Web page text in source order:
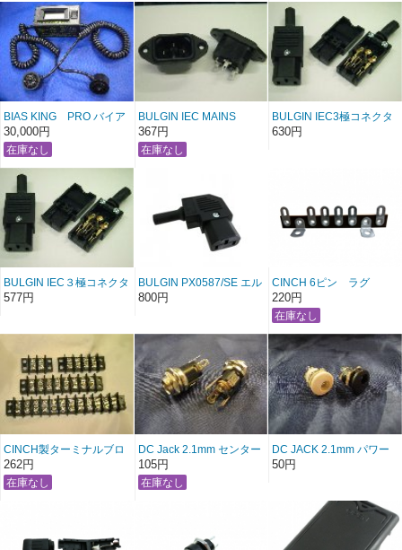
BIAS KING PRO バイア
スキングプロ チューブテ
スター
30,000円
BULGIN IEC MAINS
MALE パネルマウント
367円
BULGIN IEC3極コネクタ
ー 溝有り
630円
BULGIN IEC３極コネクタ
ー
577円
BULGIN PX0587/SE エル
プラグ
800円
CINCH 6ピン ラグ
MADE IN USA
220円
CINCH製ターミナルブロ
ック
262円
DC Jack 2.1mm センター
プラス用 数割り有り
105円
DC JACK 2.1mm パワー
ジャック 【白】【黒】
50円